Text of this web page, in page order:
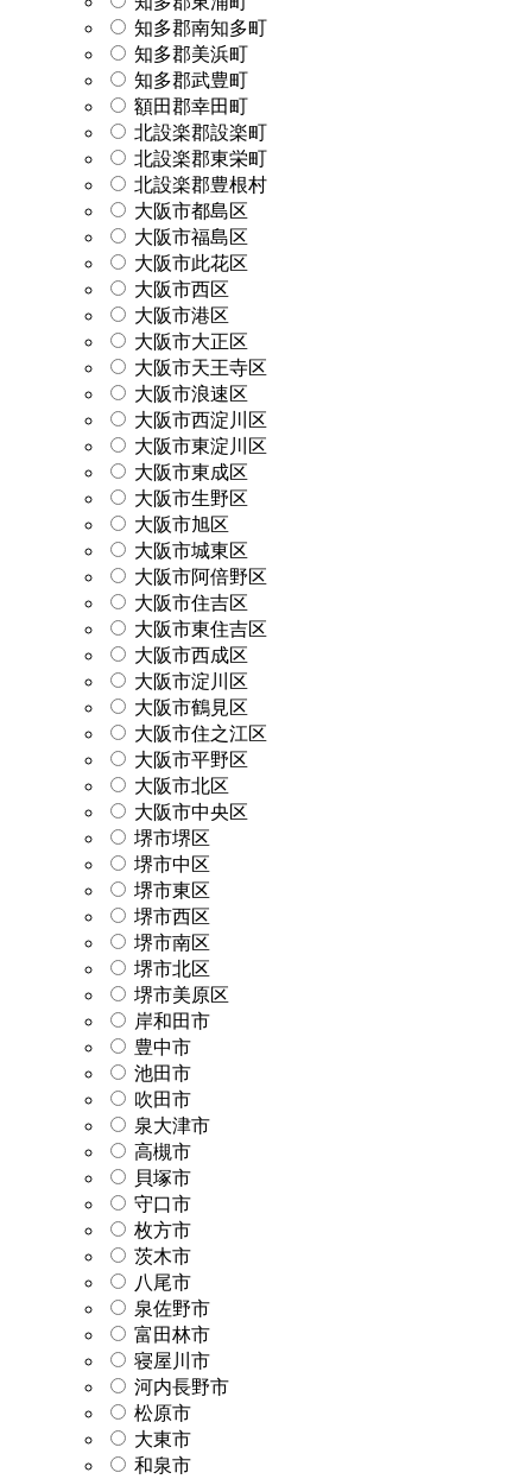
知多郡南知多町
知多郡美浜町
知多郡武豊町
額田郡幸田町
北設楽郡設楽町
北設楽郡東栄町
北設楽郡豊根村
大阪市都島区
大阪市福島区
大阪市此花区
大阪市西区
大阪市港区
大阪市大正区
大阪市天王寺区
大阪市浪速区
大阪市西淀川区
大阪市東淀川区
大阪市東成区
大阪市生野区
大阪市旭区
大阪市城東区
大阪市阿倍野区
大阪市住吉区
大阪市東住吉区
大阪市西成区
大阪市淀川区
大阪市鶴見区
大阪市住之江区
大阪市平野区
大阪市北区
大阪市中央区
堺市堺区
堺市中区
堺市東区
堺市西区
堺市南区
堺市北区
堺市美原区
岸和田市
豊中市
池田市
吹田市
泉大津市
高槻市
貝塚市
守口市
枚方市
茨木市
八尾市
泉佐野市
富田林市
寝屋川市
河内長野市
松原市
大東市
和泉市